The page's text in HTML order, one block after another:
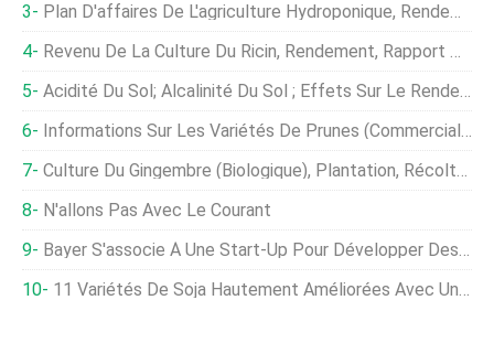
Plan D'affaires De L'agriculture Hydroponique, Rendement Hydroponique
Revenu De La Culture Du Ricin, Rendement, Rapport De Projet
Acidité Du Sol; Alcalinité Du Sol ; Effets Sur Le Rendement Des Cultures
Informations Sur Les Variétés De Prunes (commerciales) En Inde
Culture Du Gingembre (biologique), Plantation, Récolte, Rendement
N'allons Pas Avec Le Courant
Bayer S'associe À Une Start-Up Pour Développer Des Cultures Qui Peuvent S'auto-Fertiliser
11 Variétés De Soja Hautement Améliorées Avec Un Rendement Et Des Caractéristiques Incroyables